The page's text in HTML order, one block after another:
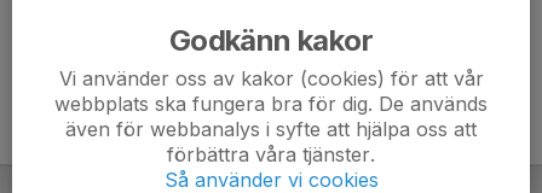
Godkänn kakor
Vi använder oss av kakor (cookies) för att vår
webbplats ska fungera bra för dig. De används
även för webbanalys i syfte att hjälpa oss att
förbättra våra tjänster.
Så använder vi cookies